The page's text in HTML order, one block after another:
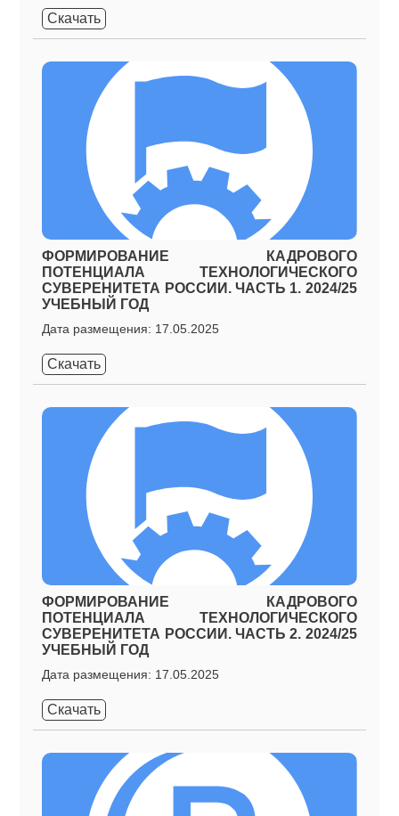
Скачать
ФОРМИРОВАНИЕ КАДРОВОГО
ПОТЕНЦИАЛА ТЕХНОЛОГИЧЕСКОГО
СУВЕРЕНИТЕТА РОССИИ. ЧАСТЬ 1. 2024/25
УЧЕБНЫЙ ГОД
Дата размещения: 17.05.2025
Скачать
ФОРМИРОВАНИЕ КАДРОВОГО
ПОТЕНЦИАЛА ТЕХНОЛОГИЧЕСКОГО
СУВЕРЕНИТЕТА РОССИИ. ЧАСТЬ 2. 2024/25
УЧЕБНЫЙ ГОД
Дата размещения: 17.05.2025
Скачать